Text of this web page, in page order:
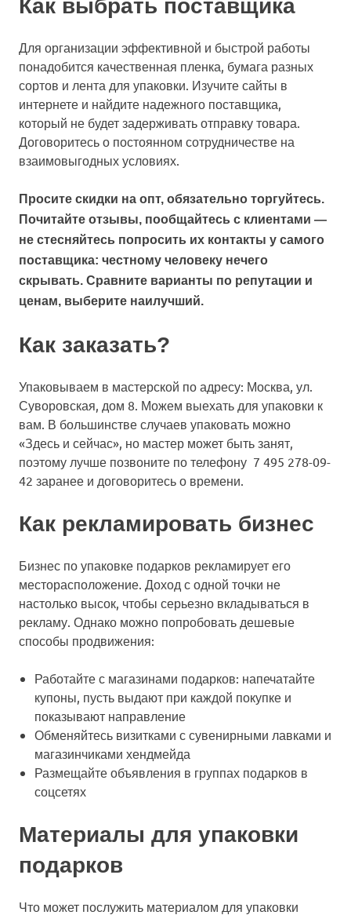
Как выбрать поставщика
Для организации эффективной и быстрой работы
понадобится качественная пленка, бумага разных
сортов и лента для упаковки. Изучите сайты в
интернете и найдите надежного поставщика,
который не будет задерживать отправку товара.
Договоритесь о постоянном сотрудничестве на
взаимовыгодных условиях.
Просите скидки на опт, обязательно торгуйтесь.
Почитайте отзывы, пообщайтесь с клиентами —
не стесняйтесь попросить их контакты у самого
поставщика: честному человеку нечего
скрывать. Сравните варианты по репутации и
ценам, выберите наилучший.
Как заказать?
Упаковываем в мастерской по адресу: Москва, ул.
Суворовская, дом 8. Можем выехать для упаковки к
вам. В большинстве случаев упаковать можно
«Здесь и сейчас», но мастер может быть занят,
поэтому лучше позвоните по телефону 7 495 278-09-
42 заранее и договоритесь о времени.
Как рекламировать бизнес
Бизнес по упаковке подарков рекламирует его
месторасположение. Доход с одной точки не
настолько высок, чтобы серьезно вкладываться в
рекламу. Однако можно попробовать дешевые
способы продвижения:
Работайте с магазинами подарков: напечатайте
купоны, пусть выдают при каждой покупке и
показывают направление
Обменяйтесь визитками с сувенирными лавками и
магазинчиками хендмейда
Размещайте объявления в группах подарков в
соцсетях
Материалы для упаковки
подарков
Что может послужить материалом для упаковки